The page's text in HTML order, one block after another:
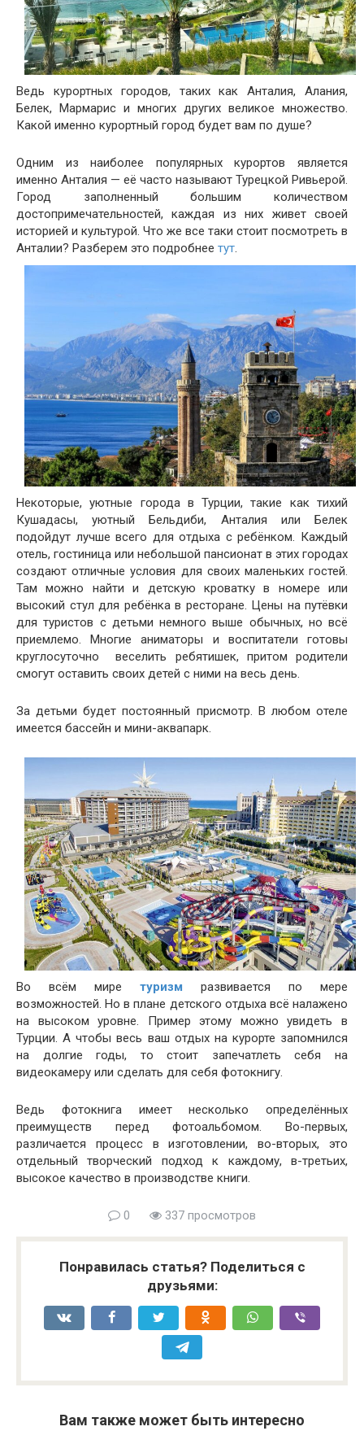
Ведь курортных городов, таких как Анталия, Алания,
Белек, Мармарис и многих других великое множество.
Какой именно курортный город будет вам по душе?
Одним из наиболее популярных курортов является
именно Анталия — её часто называют Турецкой Ривьерой.
Город заполненный большим количеством
достопримечательностей, каждая из них живет своей
историей и культурой. Что же все таки стоит посмотреть в
Анталии? Разберем это подробнее тут.
Некоторые, уютные города в Турции, такие как тихий
Кушадасы, уютный Бельдиби, Анталия или Белек
подойдут лучше всего для отдыха с ребёнком. Каждый
отель, гостиница или небольшой пансионат в этих городах
создают отличные условия для своих маленьких гостей.
Там можно найти и детскую кроватку в номере или
высокий стул для ребёнка в ресторане. Цены на путёвки
для туристов с детьми немного выше обычных, но всё
приемлемо. Многие аниматоры и воспитатели готовы
круглосуточно веселить ребятишек, притом родители
смогут оставить своих детей с ними на весь день.
За детьми будет постоянный присмотр. В любом отеле
имеется бассейн и мини-аквапарк.
Во всём мире туризм развивается по мере
возможностей. Но в плане детского отдыха всё налажено
на высоком уровне. Пример этому можно увидеть в
Турции. А чтобы весь ваш отдых на курорте запомнился
на долгие годы, то стоит запечатлеть себя на
видеокамеру или сделать для себя фотокнигу.
Ведь фотокнига имеет несколько определённых
преимуществ перед фотоальбомом. Во-первых,
различается процесс в изготовлении, во-вторых, это
отдельный творческий подход к каждому, в-третьих,
высокое качество в производстве книги.
0 337 просмотров
Понравилась статья? Поделиться с
друзьями:
Вам также может быть интересно